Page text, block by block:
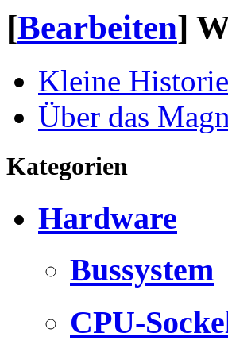
[Bearbeiten]
Kleine
Über das
Kategorien
Hardware
Bussystem
CPU-